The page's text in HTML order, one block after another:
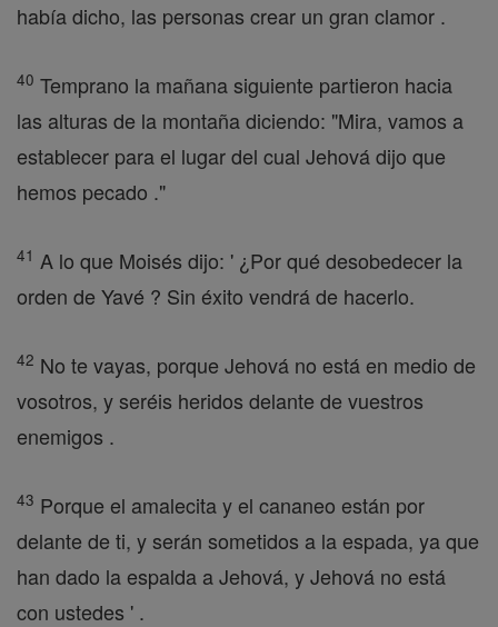
había dicho, las personas crear un gran clamor .
40 Temprano la mañana siguiente partieron hacia
las alturas de la montaña diciendo: "Mira, vamos a
establecer para el lugar del cual Jehová dijo que
hemos pecado ."
41 A lo que Moisés dijo: ' ¿Por qué desobedecer la
orden de Yavé ? Sin éxito vendrá de hacerlo.
42 No te vayas, porque Jehová no está en medio de
vosotros, y seréis heridos delante de vuestros
enemigos .
43 Porque el amalecita y el cananeo están por
delante de ti, y serán sometidos a la espada, ya que
han dado la espalda a Jehová, y Jehová no está
con ustedes ' .